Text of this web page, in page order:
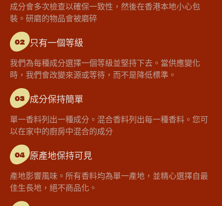
成分會多次檢查以確保一致性，然後在香港本地小心包
裝。研磨的物品會被磨碎
02 只有一個等級
我們為每種成分選擇一個等級並堅持下去。當供應變化
時，我們會改變來源或等待，而不是降低標準。
03 成分保持簡單
單一香料列出一種成分。混合香料列出每一種香料。您可
以在家中的廚房中混合的成分
04 原產地保持可見
產地影響風味。所有香料均為單一產地，並精心選擇自最
佳生長地，絕不商品化。